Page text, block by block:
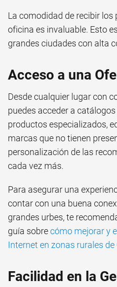
La comodidad de recibir
oficina es invaluable. Esto
grandes ciudades con alta
Acceso a una
Desde cualquier lugar con
puedes acceder a
productos especializados,
marcas que no tienen
personalización de las
cada vez más.
Para asegurar una
contar con una buena
grandes urbes, te
guía sobrecómo mejorar y
Internet en zonas rurales
Facilidad en la